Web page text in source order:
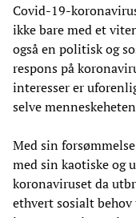
Covid-19-
ikke bare med et
også en politisk og
respons på
interesser er
selve
Med sin
med sin kaotiske og
koronaviruset da
ethvert sosialt